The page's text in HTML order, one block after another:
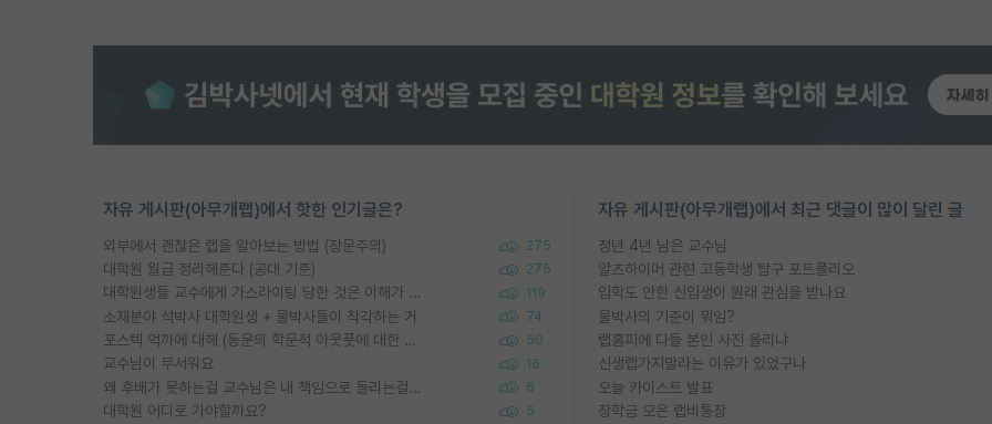
자유 게시판(아무개랩)에서 핫한 인기글은?
외부에서 괜찮은 랩을 알아보는 방법 (장문주의) 275
대학원 월급 정리해준다 (공대 기준) 275
대학원생들 교수에게 가스라이팅 당한 것은 이해가 갑니다. 안타깝네요. 119
소재분야 석박사 대학원생 + 물박사들이 착각하는 거 74
포스텍 억까에 대해 (동문의 학문적 아웃풋에 대한 반박) 50
교수님이 무서워요 16
왜 후배가 못하는걸 교수님은 내 책임으로 돌리는걸까요? 6
대학원 어디로 가야할까요? 5
자유 게시판(아무개랩)에서 최근 댓글이 많이 달린 글
정년 4년 남은 교수님
알츠하이머 관련 고등학생 탐구 포트폴리오
입학도 안한 신입생이 원래 관심을 받나요
물박사의 기준이 뭐임?
랩홈피에 다들 본인 사진 올리냐
신생랩가지말라는 이유가 있었구나
오늘 카이스트 발표
장학금 모은 랩비통장